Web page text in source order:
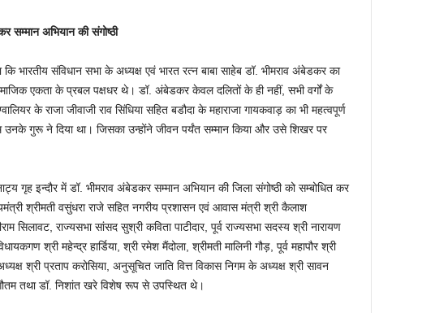
सम्मान अभियान की संगोष्ठी
भारतीय संविधान सभा के अध्यक्ष एवं भारत रत्न बाबा साहेब डॉ. भीमराव अंबेडकर का
एकता के प्रबल पक्षधर थे। डॉ. अंबेडकर केवल दलितों के ही नहीं, सभी वर्गों के
के राजा जीवाजी राव सिंधिया सहित बडौदा के महाराजा गायकवाड़ का भी महत्वपूर्ण
उनके गुरू ने दिया था। जिसका उन्होंने जीवन पर्यंत सम्मान किया और उसे शिखर पर
गृह इन्दौर में डॉ. भीमराव अंबेडकर सम्मान अभियान की जिला संगोष्ठी को सम्बोधित कर
श्रीमती वसुंधरा राजे सहित नगरीय प्रशासन एवं आवास मंत्री श्री कैलाश
सिलावट, राज्यसभा सांसद सुश्री कविता पाटीदार, पूर्व राज्यसभा सदस्य श्री नारायण
श्री महेन्द्र हार्डिया, श्री रमेश मैंदोला, श्रीमती मालिनी गौड़, पूर्व महापौर श्री
श्री प्रताप करोसिया, अनुसूचित जाति ‍वित्त विकास निगम के अध्यक्ष श्री सावन
तथा डॉ. निशांत खरे विशेष रूप से उपस्थित थे।